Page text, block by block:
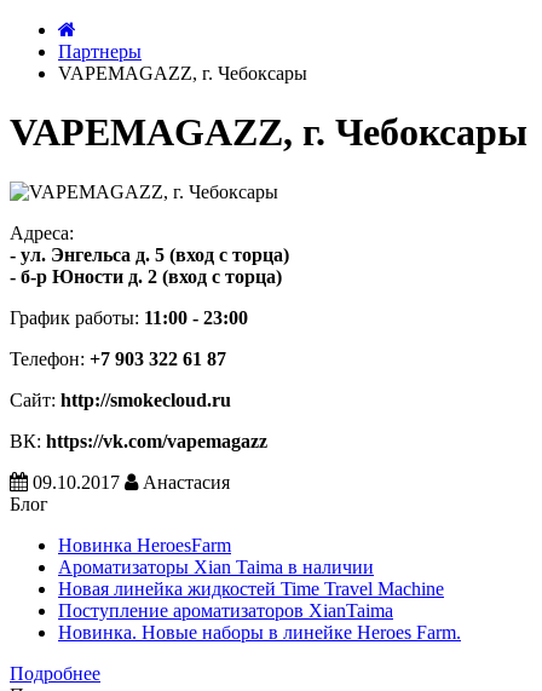
Партнеры
VAPEMAGAZZ, г. Чебоксары
VAPEMAGAZZ, г. Чебоксары
Адреса:
- ул. Энгельса д. 5 (вход с торца)
- б-р Юности д. 2 (вход с торца)
График работы: 11:00 - 23:00
Телефон: +7 903 322 61 87
Сайт: http://smokecloud.ru
ВК: https://vk.com/vapemagazz
09.10.2017
Анастасия
Блог
Новинка HeroesFarm
Ароматизаторы Xian Taima в наличии
Новая линейка жидкостей Time Travel Machine
Поступление ароматизаторов XianTaima
Новинка. Новые наборы в линейке Heroes Farm.
Подробнее